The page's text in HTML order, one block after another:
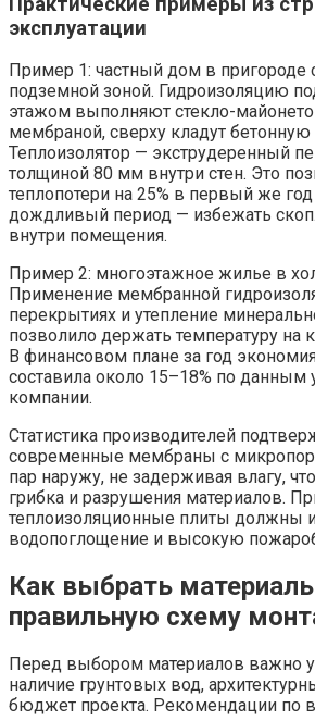
эксплуатации
Пример 1: частный дом в пригороде
подземной зоной. Гидроизоляцию
этажом выполняют стекло-
мембраной, сверху кладут
Теплоизолятор — экструдеренный
толщиной 80 мм внутри стен. Это
теплопотери на 25% в первый же год
дождливый период — избежать
внутри помещения.
Пример 2: многоэтажное жилье в
Применение мембранной
перекрытиях и утепление
позволило держать температуру на
В финансовом плане за год
составила около 15–18% по
компании.
Статистика производителей
современные мембраны с
пар наружу, не задерживая влагу,
грибка и разрушения материалов.
теплоизоляционные плиты должны
водопоглощение и высокую
Как выбрать
правильную схему
Перед выбором материалов важно
наличие грунтовых вод,
бюджет проекта. Рекомендации по